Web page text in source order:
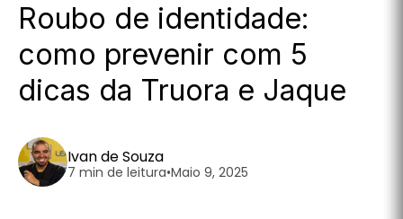
Roubo de identidade:
como prevenir com 5
dicas da Truora e Jaque
Ivan de Souza
7 min de leitura•Maio 9, 2025